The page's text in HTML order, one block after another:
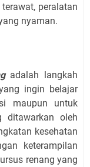
peralatan
nyaman.
adalah langkah
ingin belajar
maupun untuk
ditawarkan oleh
kesehatan
keterampilan
renang yang